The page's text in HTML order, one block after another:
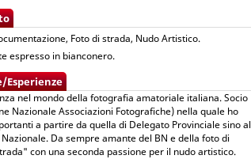
Foto di strada, Nudo Artistico.
espresso in bianconero.
Esperienze
nel mondo della fotografia amatoriale italiana. Socio
Nazionale Associazioni Fotografiche) nella quale ho
a partire da quella di Delegato Provinciale sino al
Da sempre amante del BN e della foto di
con una seconda passione per il nudo artistico.